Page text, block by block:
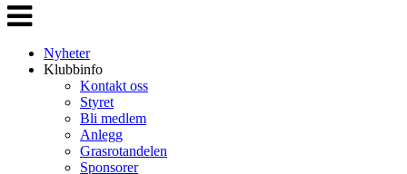
Veksle
navigasjon
Nyheter
Klubbinfo
Kontakt oss
Styret
Bli medlem
Anlegg
Grasrotandelen
Sponsorer